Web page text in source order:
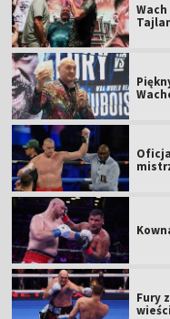
Fury
wieści